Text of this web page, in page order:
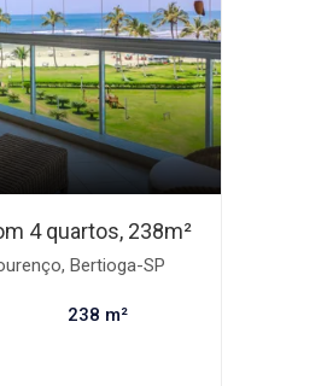
4 quartos, 238m²
Bertioga-SP
238 m²